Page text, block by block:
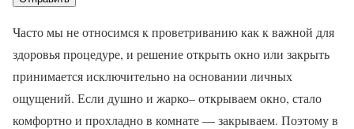
Часто мы не относимся к проветриванию как к важной для
здоровья процедуре, и решение открыть окно или закрыть
принимается исключительно на основании личных
ощущений. Если душно и жарко– открываем окно, стало
комфортно и прохладно в комнате — закрываем. Поэтому в